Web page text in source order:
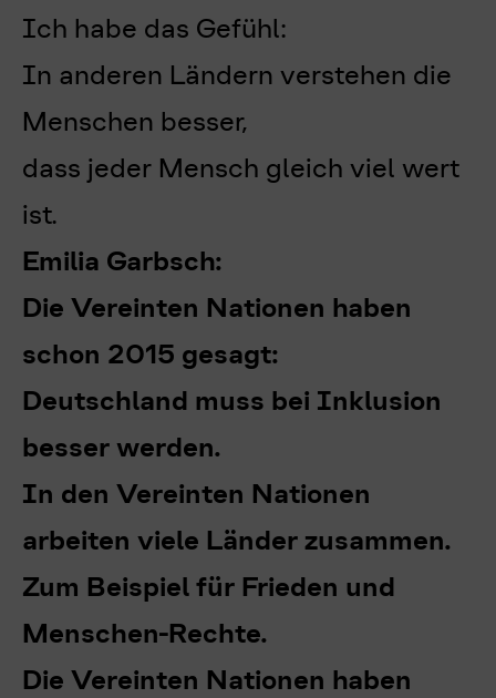
Ich habe das Gefühl:
In anderen Ländern verstehen die
Menschen besser,
dass jeder Mensch gleich viel wert
ist.
Emilia Garbsch:
Die Vereinten Nationen haben
schon 2015 gesagt:
Deutschland muss bei Inklusion
besser werden.
In den Vereinten Nationen
arbeiten viele Länder zusammen.
Zum Beispiel für Frieden und
Menschen-Rechte.
Die Vereinten Nationen haben